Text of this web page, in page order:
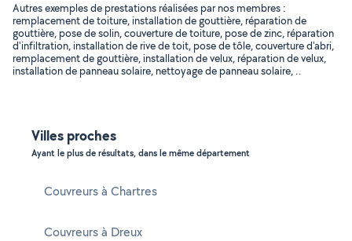
Autres exemples de prestations réalisées par nos membres :
remplacement de toiture, installation de gouttière, réparation de
gouttière, pose de solin, couverture de toiture, pose de zinc, réparation
d'infiltration, installation de rive de toit, pose de tôle, couverture d'abri,
remplacement de gouttière, installation de velux, réparation de velux,
installation de panneau solaire, nettoyage de panneau solaire, ..
Villes proches
Ayant le plus de résultats, dans le même département
Couvreurs à Chartres
Couvreurs à Dreux